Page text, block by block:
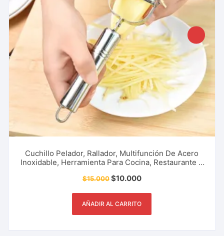
Cuchillo Pelador, Rallador, Multifunción De Acero
Inoxidable, Herramienta Para Cocina, Restaurante Y
$15.000$10.000
AÑADIR AL CARRITO